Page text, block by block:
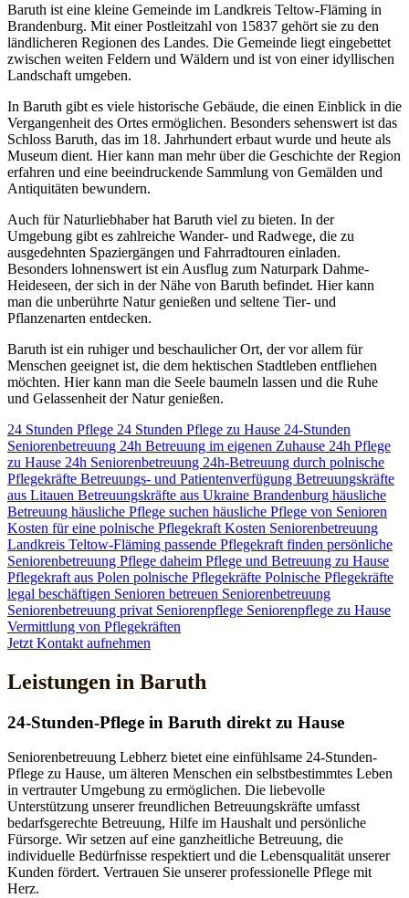
Baruth ist eine kleine Gemeinde im Landkreis Teltow-Fläming in
Brandenburg. Mit einer Postleitzahl von 15837 gehört sie zu den
ländlicheren Regionen des Landes. Die Gemeinde liegt eingebettet
zwischen weiten Feldern und Wäldern und ist von einer idyllischen
Landschaft umgeben.
In Baruth gibt es viele historische Gebäude, die einen Einblick in die
Vergangenheit des Ortes ermöglichen. Besonders sehenswert ist das
Schloss Baruth, das im 18. Jahrhundert erbaut wurde und heute als
Museum dient. Hier kann man mehr über die Geschichte der Region
erfahren und eine beeindruckende Sammlung von Gemälden und
Antiquitäten bewundern.
Auch für Naturliebhaber hat Baruth viel zu bieten. In der
Umgebung gibt es zahlreiche Wander- und Radwege, die zu
ausgedehnten Spaziergängen und Fahrradtouren einladen.
Besonders lohnenswert ist ein Ausflug zum Naturpark Dahme-
Heideseen, der sich in der Nähe von Baruth befindet. Hier kann
man die unberührte Natur genießen und seltene Tier- und
Pflanzenarten entdecken.
Baruth ist ein ruhiger und beschaulicher Ort, der vor allem für
Menschen geeignet ist, die dem hektischen Stadtleben entfliehen
möchten. Hier kann man die Seele baumeln lassen und die Ruhe
und Gelassenheit der Natur genießen.
24 Stunden Pflege 24 Stunden Pflege zu Hause 24-Stunden
Seniorenbetreuung 24h Betreuung im eigenen Zuhause 24h Pflege
zu Hause 24h Seniorenbetreuung 24h-Betreuung durch polnische
Pflegekräfte Betreuungs- und Patientenverfügung Betreuungskräfte
aus Litauen Betreuungskräfte aus Ukraine Brandenburg häusliche
Betreuung häusliche Pflege suchen häusliche Pflege von Senioren
Kosten für eine polnische Pflegekraft Kosten Seniorenbetreuung
Landkreis Teltow-Fläming passende Pflegekraft finden persönliche
Seniorenbetreuung Pflege daheim Pflege und Betreuung zu Hause
Pflegekraft aus Polen polnische Pflegekräfte Polnische Pflegekräfte
legal beschäftigen Senioren betreuen Seniorenbetreuung
Seniorenbetreuung privat Seniorenpflege Seniorenpflege zu Hause
Vermittlung von Pflegekräften
Jetzt Kontakt aufnehmen
Leistungen in Baruth
24-Stunden-Pflege in Baruth direkt zu Hause
Seniorenbetreuung Lebherz bietet eine einfühlsame 24-Stunden-
Pflege zu Hause, um älteren Menschen ein selbstbestimmtes Leben
in vertrauter Umgebung zu ermöglichen. Die liebevolle
Unterstützung unserer freundlichen Betreuungskräfte umfasst
bedarfsgerechte Betreuung, Hilfe im Haushalt und persönliche
Fürsorge. Wir setzen auf eine ganzheitliche Betreuung, die
individuelle Bedürfnisse respektiert und die Lebensqualität unserer
Kunden fördert. Vertrauen Sie unserer professionelle Pflege mit
Herz.